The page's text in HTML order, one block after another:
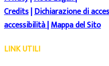
Credits|Dichiarazione di
accessibilità|Mappa del Sito
LINK UTILI